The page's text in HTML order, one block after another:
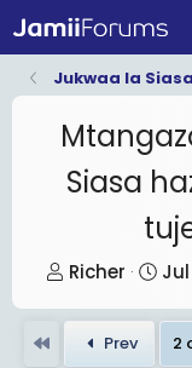
Jukwaa la Siasa
Siasa
T
r
Richer
S
a
Prev 2